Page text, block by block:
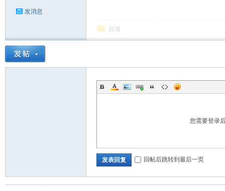
发消息
回复
您需要登录
发表回复 回帖后跳转到最后一页